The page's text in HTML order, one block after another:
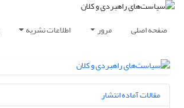
صفحه اصلی مرور اطلاعات نشریه
مقالات آماده انتشار